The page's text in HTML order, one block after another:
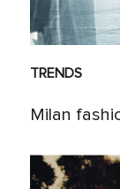
TRENDS
Milan